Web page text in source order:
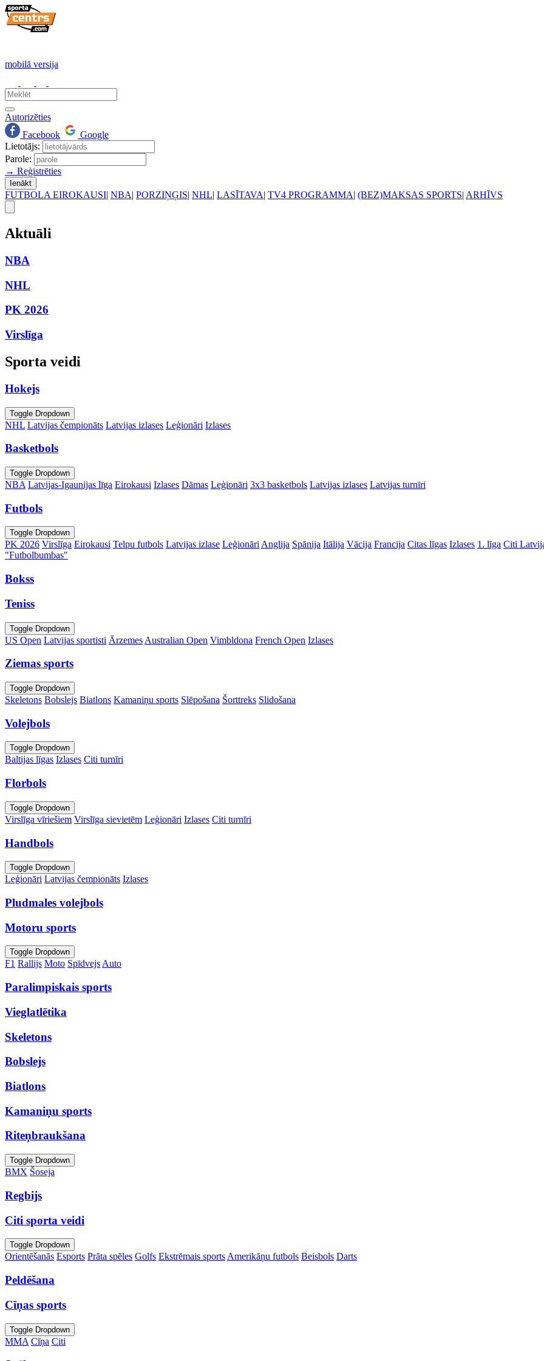
mobilā versija
Autorizēties
Facebook
Google
Lietotājs:
Parole:
→ Reģistrēties
Ienākt
FUTBOLA EIROKAUSI| NBA| PORZIŅĢIS| NHL| LASĪTAVA| TV4 PROGRAMMA| (BEZ)MAKSAS SPORTS| ARHĪVS
Aktuāli
NBA
NHL
PK 2026
Virslīga
Sporta veidi
Hokejs
Toggle Dropdown
NHL Latvijas čempionāts Latvijas izlases Leģionāri Izlases
Basketbols
Toggle Dropdown
NBA Latvijas-Igaunijas līga Eirokausi Izlases Dāmas Leģionāri 3x3 basketbols Latvijas izlases Latvijas turnīri
Futbols
Toggle Dropdown
PK 2026 Virslīga Eirokausi Telpu futbols Latvijas izlase Leģionāri Anglija Spānija Itālija Vācija Francija Citas līgas Izlases 1. līga Citi
"Futbolbumbas"
Bokss
Teniss
Toggle Dropdown
US Open Latvijas sportisti Ārzemes Australian Open Vimbldona French Open Izlases
Ziemas sports
Toggle Dropdown
Skeletons Bobslejs Biatlons Kamaniņu sports Slēpošana Šorttreks Slidošana
Volejbols
Toggle Dropdown
Baltijas līgas Izlases Citi turnīri
Florbols
Toggle Dropdown
Virslīga vīriešiem Virslīga sievietēm Leģionāri Izlases Citi turnīri
Handbols
Toggle Dropdown
Leģionāri Latvijas čempionāts Izlases
Pludmales volejbols
Motoru sports
Toggle Dropdown
F1 Rallijs Moto SpīdvejsAuto
Paralimpiskais sports
Vieglatlētika
Skeletons
Bobslejs
Biatlons
Kamaniņu sports
Riteņbraukšana
Toggle Dropdown
BMX Šoseja
Regbijs
Citi sporta veidi
Toggle Dropdown
Orientēšanās Esports Prāta spēles Golfs Ekstrēmais sports Amerikāņu futbols Beisbols Darts
Peldēšana
Cīņas sports
Toggle Dropdown
MMA Cīņa Citi